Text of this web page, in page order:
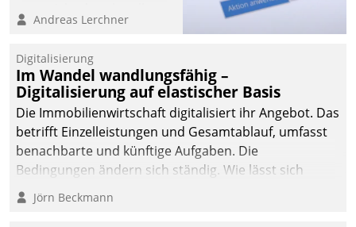
Cockpit für mobile
Datatrain. Die meravis
Wohnungsbau- und
Immobilien GmbH hat
sich dabei für den Betrieb
der Lösung über die SAP
Cloud Platform
entschieden - als erstes
Unternehmen am
Andreas Lerchner
Digitalisierung
Im Wandel wandlungsfähig –
Digitalisierung auf elastischer Basis
Die Immobilienwirtschaft digitalisiert ihr Angebot. Das
betrifft Einzelleistungen und Gesamtablauf, umfasst
benachbarte und künftige Aufgaben. Die
Bedingungen ändern sich ständig. Wie lässt sich
technisch die Kontrolle wahren und zugleich Freiraum
fürs Wachsen öffnen?
Jörn Beckmann